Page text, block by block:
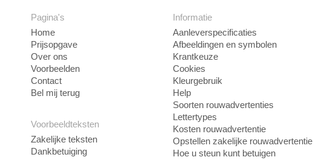
Pagina's
Home
Prijsopgave
Over ons
Voorbeelden
Contact
Bel mij terug
Voorbeeldteksten
Zakelijke teksten
Dankbetuiging
Informatie
Aanleverspecificaties
Afbeeldingen en symbolen
Krantkeuze
Cookies
Kleurgebruik
Help
Soorten rouwadvertenties
Lettertypes
Kosten rouwadvertentie
Opstellen zakelijke rouwadvertentie
Hoe u steun kunt betuigen